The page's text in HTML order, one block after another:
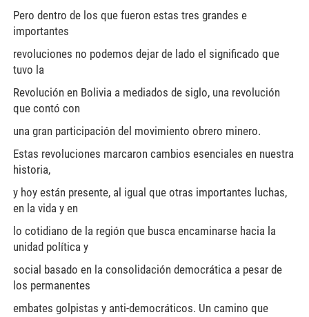
Pero dentro de los que fueron estas tres grandes e
importantes
revoluciones no podemos dejar de lado el significado que
tuvo la
Revolución en Bolivia a mediados de siglo, una revolución
que contó con
una gran participación del movimiento obrero minero.
Estas revoluciones marcaron cambios esenciales en nuestra
historia,
y hoy están presente, al igual que otras importantes luchas,
en la vida y en
lo cotidiano de la región que busca encaminarse hacia la
unidad política y
social basado en la consolidación democrática a pesar de
los permanentes
embates golpistas y anti-democráticos. Un camino que